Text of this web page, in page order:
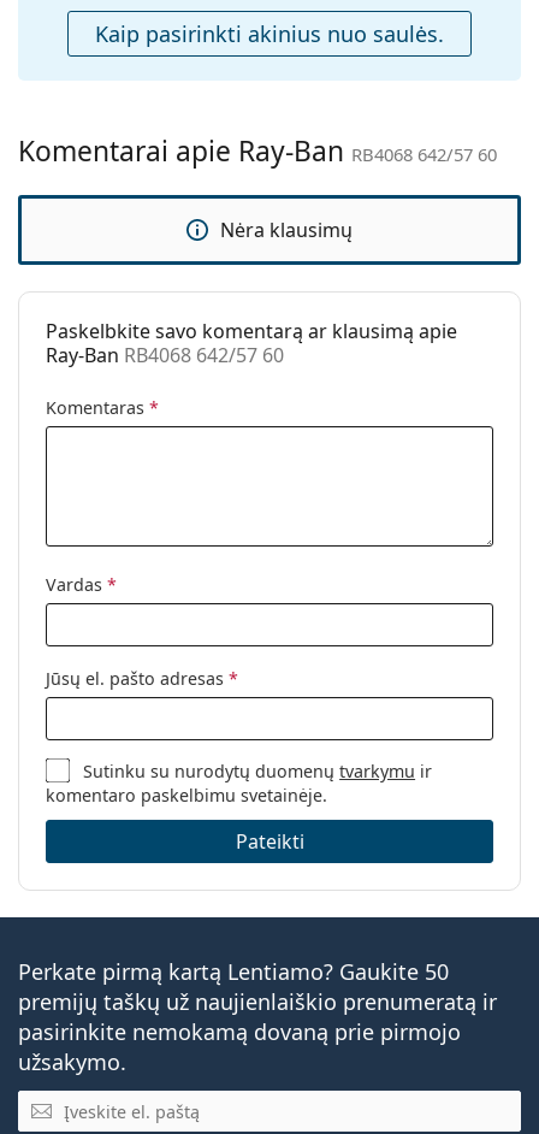
Priedai
Dėklas:
Taip
Valymo šluostė:
Taip
Lytis:
Moterims
Kategorija:
Akiniai nuo saulės
Ray-Ban
Naudojimas:
Madingi
Kodas:
RB4068 642/57 60
Ne
Kaip pasirinkti akinius nuo saulės.
Komentarai apie Ray-Ban RB4068 642/57 60
Nėra klausimų
Paskelbkite savo komentarą ar klausimą apie
Ray-Ban RB4068 642/57 60
Komentaras *
Vardas *
Jūsų el. pašto adresas *
Sutinku su nurodytų duomenųtvarkymu ir
komentaro paskelbimu svetainėje.
Pateikti
Perkate pirmą kartą Lentiamo? Gaukite 50
premijų taškų už naujienlaiškio prenumeratą ir
pasirinkite nemokamą dovaną prie pirmojo
užsakymo.
El. pašto adresas